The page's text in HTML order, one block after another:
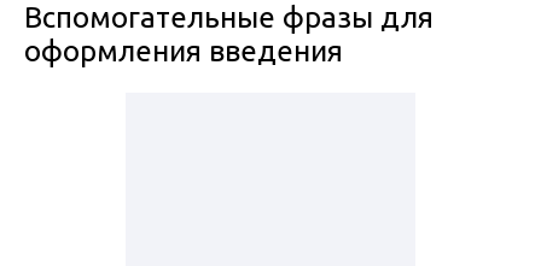
Вспомогательные фразы для
оформления введения